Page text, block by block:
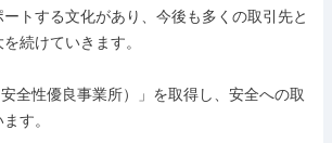
トする文化があり、今後も多くの取引先と
続けていきます。
全性優良事業所）」を取得し、安全への取
す。